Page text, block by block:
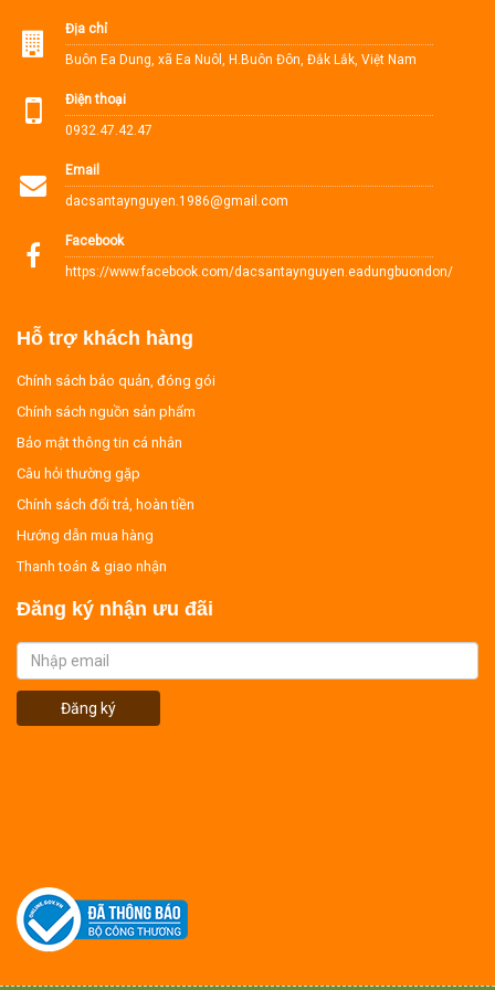
Địa chỉ
Buôn Ea Dung, xã Ea Nuôl, H.Buôn Đôn, Đắk Lắk, Việt Nam
Điện thoại
0932.47.42.47
Email
dacsantaynguyen.1986@gmail.com
Facebook
https://www.facebook.com/dacsantaynguyen.eadungbuondon/
Hỗ trợ khách hàng
Chính sách bảo quản, đóng gói
Chính sách nguồn sản phẩm
Bảo mật thông tin cá nhân
Câu hỏi thường gặp
Chính sách đổi trả, hoàn tiền
Hướng dẫn mua hàng
Thanh toán & giao nhận
Đăng ký nhận ưu đãi
Đăng ký